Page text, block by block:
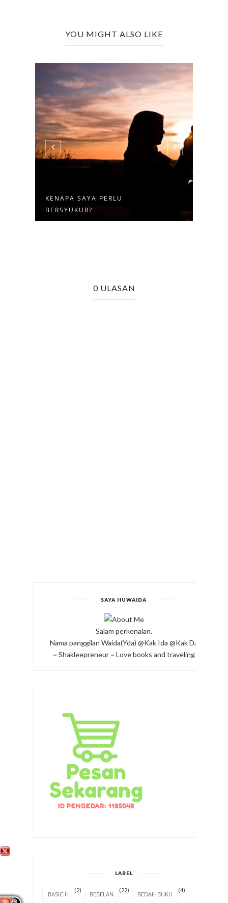
YOU MIGHT ALSO LIKE
KENAPA SAYA PERLU
BERSYUKUR?
0 ULASAN
SAYA HUWAIDA
Salam perkenalan.
Nama panggilan Waida(Yda) @Kak Ida @Kak Da
~ Shakleepreneur ~ Love books and traveling
LABEL
BASIC H
(2)
BEBELAN
(22)
BEDAH BUKU
(4)